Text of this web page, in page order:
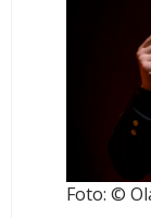
Foto: ©